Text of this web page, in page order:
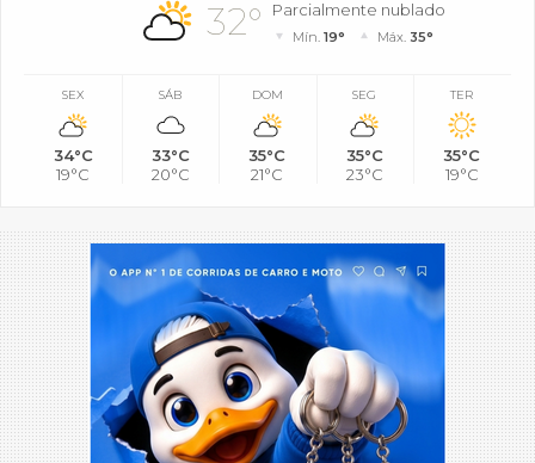
32° Parcialmente nublado
Mín.19° Máx. 35°
SEX
34°C
19°C
SÁB
33°C
20°C
DOM
35°C
21°C
SEG
35°C
23°C
TER
35°C
19°C